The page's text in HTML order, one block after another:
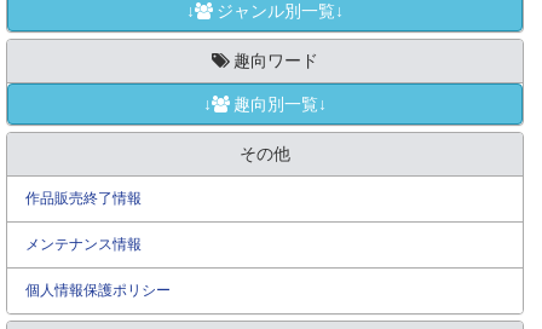
↓ ジャンル別一覧↓
趣向ワード
↓ 趣向別一覧↓
その他
作品販売終了情報
メンテナンス情報
個人情報保護ポリシー